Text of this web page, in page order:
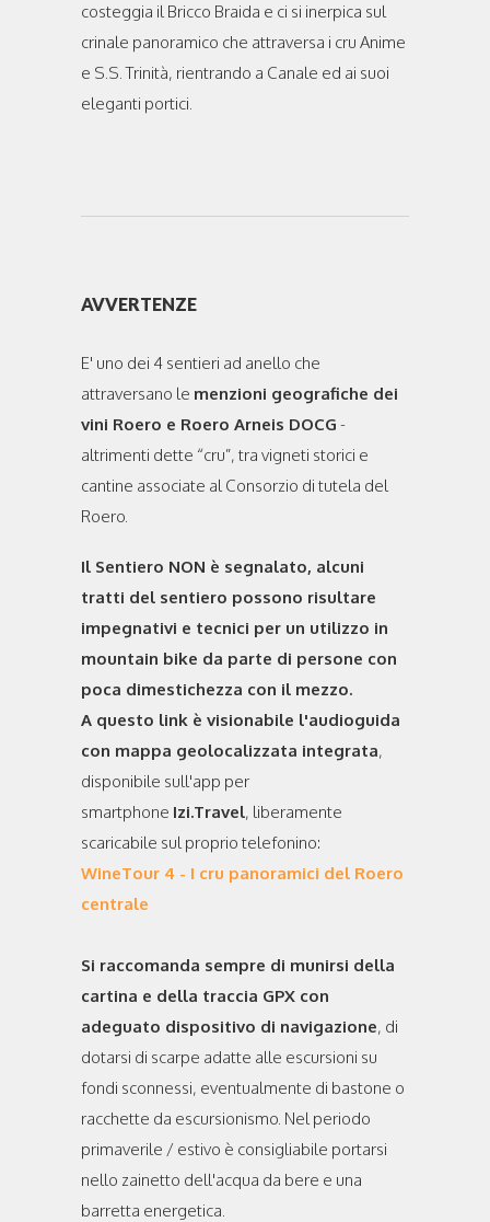
costeggia il Bricco Braida e ci si inerpica sul
crinale panoramico che attraversa i cru Anime
e S.S. Trinità, rientrando a Canale ed ai suoi
eleganti portici.
AVVERTENZE
E' uno dei 4 sentieri ad anello che
attraversano le menzioni geografiche dei
vini Roero e Roero Arneis DOCG -
altrimenti dette “cru”, tra vigneti storici e
cantine associate al Consorzio di tutela del
Roero.
Il Sentiero NON è segnalato, alcuni
tratti del sentiero possono risultare
impegnativi e tecnici per un utilizzo in
mountain bike da parte di persone con
poca dimestichezza con il mezzo.
A questo link è visionabile l'audioguida
con mappa geolocalizzata integrata,
disponibile sull'app per
smartphone Izi.Travel, liberamente
scaricabile sul proprio telefonino:
WineTour 4 - I cru panoramici del Roero
centrale
Si raccomanda sempre di munirsi della
cartina e della traccia GPX con
adeguato dispositivo di navigazione, di
dotarsi di scarpe adatte alle escursioni su
fondi sconnessi, eventualmente di bastone o
racchette da escursionismo. Nel periodo
primaverile / estivo è consigliabile portarsi
nello zainetto dell'acqua da bere e una
barretta energetica.